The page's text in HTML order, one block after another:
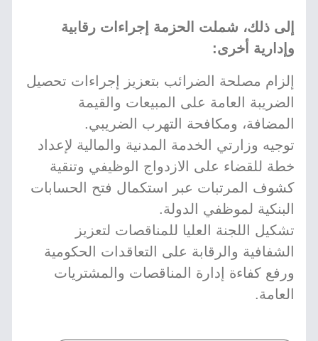
إلى ذلك، شملت الحزمة إجراءات رقابية
وإدارية أخرى:
إلزام مصلحة الضرائب بتعزيز إجراءات تحصيل
الضريبة العامة على المبيعات والقيمة
المضافة، ومكافحة التهرب الضريبي.
توجيه وزارتي الخدمة المدنية والمالية لإعداد
خطة للقضاء على الازدواج الوظيفي وتنقية
كشوف المرتبات عبر استكمال فتح الحسابات
البنكية لموظفي الدولة.
تشكيل اللجنة العليا للمناقصات لتعزيز
الشفافية والرقابة على التعاقدات الحكومية
ورفع كفاءة إدارة المناقصات والمشتريات
العامة.